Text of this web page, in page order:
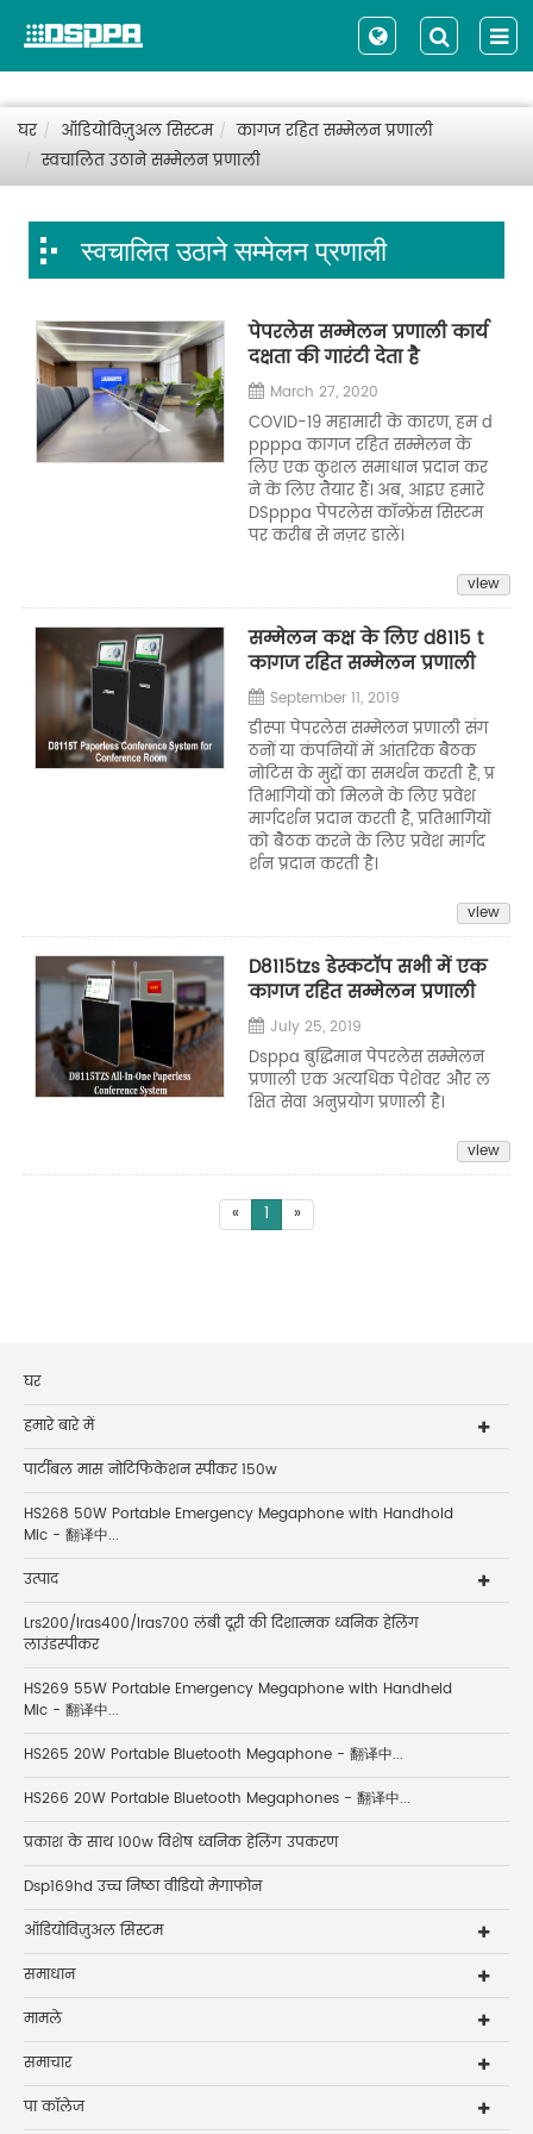
घर ऑडियोविज़ुअल सिस्टम
कागज रहित सम्मेलन प्रणाली
स्वचालित उठाने सम्मेलन प्रणाली
स्वचालित उठाने सम्मेलन प्रणाली
पेपरलेस सम्मेलन प्रणाली कार्य
दक्षता की गारंटी देता है
March 27, 2020
COVID-19 महामारी के कारण, हम d
ppppa कागज रहित सम्मेलन के
लिए एक कुशल समाधान प्रदान कर
ने के लिए तैयार हैं। अब, आइए हमारे
DSpppa पेपरलेस कॉन्फ्रेंस सिस्टम
पर करीब से नज़र डालें।
view
सम्मेलन कक्ष के लिए d8115 t
कागज रहित सम्मेलन प्रणाली
September 11, 2019
डीस्पा पेपरलेस सम्मेलन प्रणाली संग
ठनों या कंपनियों में आंतरिक बैठक
नोटिस के मुद्दों का समर्थन करती है, प्र
तिभागियों को मिलने के लिए प्रवेश
मार्गदर्शन प्रदान करती है, प्रतिभागियों
को बैठक करने के लिए प्रवेश मार्गद
र्शन प्रदान करती है।
view
D8115tzs डेस्कटॉप सभी में एक
कागज रहित सम्मेलन प्रणाली
July 25, 2019
Dsppa बुद्धिमान पेपरलेस सम्मेलन
प्रणाली एक अत्यधिक पेशेवर और ल
क्षित सेवा अनुप्रयोग प्रणाली है।
view
« 1 »
घर
हमारे बारे में
पार्टीबल मास नोटिफिकेशन स्पीकर 150w
HS268 50W Portable Emergency Megaphone with Handhold
Mic - 翻译中...
उत्पाद
Lrs200/lras400/lras700 लंबी दूरी की दिशात्मक ध्वनिक हेलिंग
लाउंडस्पीकर
HS269 55W Portable Emergency Megaphone with Handheld
Mic - 翻译中...
HS265 20W Portable Bluetooth Megaphone - 翻译中...
HS266 20W Portable Bluetooth Megaphones - 翻译中...
प्रकाश के साथ 100w विशेष ध्वनिक हेलिंग उपकरण
Dsp169hd उच्च निष्ठा वीडियो मेगाफोन
ऑडियोविज़ुअल सिस्टम
समाधान
मामले
समाचार
पा कॉलेज